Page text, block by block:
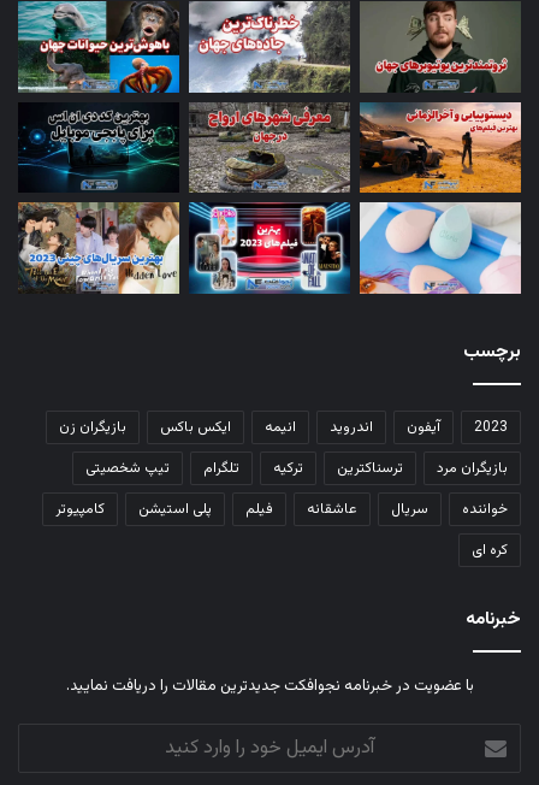
برچسب
2023 آیفون اندروید انیمه ایکس باکس
بازیگران زن
بازیگران مرد
ترسناکترین ترکیه تلگرام
تیپ شخصیتی
خواننده
سریال عاشقانه فیلم پلی استیشن
کامپیوتر
کره ای
خبرنامه
با عضویت در خبرنامه نجوافکت جدیدترین مقالات را دریافت نمایید.
ایمیل